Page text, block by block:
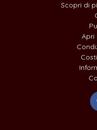
Scopri di
Apri